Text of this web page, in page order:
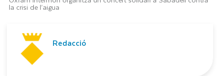
la crisi de l’aigua
Redacció